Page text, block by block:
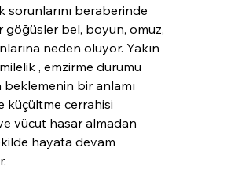
sorunlarını beraberinde
göğüsler bel, boyun, omuz,
neden oluyor. Yakın
, emzirme durumu
bir anlamı
küçültme cerrahisi
vücut hasar almadan
hayata devam